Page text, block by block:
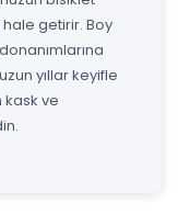
getirir. Boy
yıllar keyifle
kask ve